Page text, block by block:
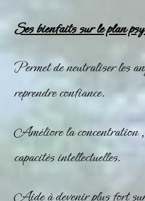
Ses bienfaits sur le plan
Permet de neutraliser les
reprendre confiance.
Améliore la concentration
capacités intellectuelles.
Aide à devenir plus fort